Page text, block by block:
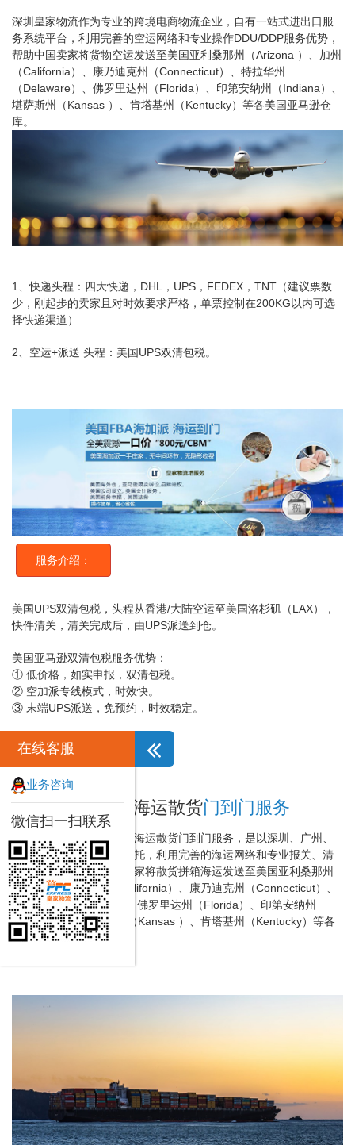
深圳皇家物流作为专业的跨境电商物流企业，自有一站式进出口服
务系统平台，利用完善的空运网络和专业操作DDU/DDP服务优势，
帮助中国卖家将货物空运发送至美国亚利桑那州（Arizona ）、加州
（California）、康乃迪克州（Connecticut）、特拉华州
（Delaware）、佛罗里达州（Florida）、印第安纳州（Indiana）、
堪萨斯州（Kansas ）、肯塔基州（Kentucky）等各美国亚马逊仓
库。
1、快递头程：四大快递，DHL，UPS，FEDEX，TNT（建议票数
少，刚起步的卖家且对时效要求严格，单票控制在200KG以内可选
择快递渠道）
2、空运+派送 头程：美国UPS双清包税。
服务介绍：
美国UPS双清包税，头程从香港/大陆空运至美国洛杉矶（LAX），
快件清关，清关完成后，由UPS派送到仓。
美国亚马逊双清包税服务优势：
① 低价格，如实申报，双清包税。
② 空加派专线模式，时效快。
③ 末端UPS派送，免预约，时效稳定。
美国亚马逊FBA海运散货门到门服务
深圳皇家物流提供的美国海运散货门到门服务，是以深圳、广州、
香港及美国各大港口为依托，利用完善的海运网络和专业报关、清
关服务优势，帮助中国卖家将散货拼箱海运发送至美国亚利桑那州
（Arizona ）、加州（California）、康乃迪克州（Connecticut）、
特拉华州（Delaware）、佛罗里达州（Florida）、印第安纳州
（Indiana）、堪萨斯州（Kansas ）、肯塔基州（Kentucky）等各
美国亚马逊仓库。
在线客服
业务咨询
微信扫一扫联系